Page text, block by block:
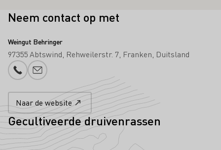
Neem contact op met
Weingut Behringer
97355 Abtswind Rehweilerstr. 7 Franken Duitsland
Telefoonnummer
E-mail toevoegen
Naar de website
Gecultiveerde druivenrassen